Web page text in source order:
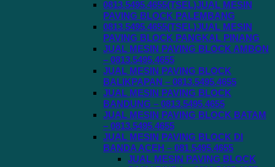
0813.5495.4655(TSEL)JUAL MESIN
PAVING BLOCK PALEMBANG
0813.5495.4655(TSEL)JUAL MESIN
PAVING BLOCK PANGKAL PINANG
JUAL MESIN PAVING BLOCK AMBON
– 0813.5495.4655
JUAL MESIN PAVING BLOCK
BALIKPAPAN – 0813.5495.4655
JUAL MESIN PAVING BLOCK
BANDUNG – 0813.5495.4655
JUAL MESIN PAVING BLOCK BATAM
– 0813.5495.4655
JUAL MESIN PAVING BLOCK DI
BANDA ACEH – 081.5495.4655
JUAL MESIN PAVING BLOCK